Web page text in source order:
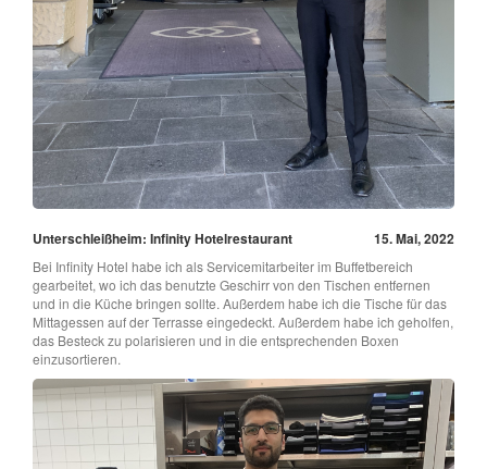
Unterschleißheim: Infinity Hotelrestaurant 15. Mai, 2022
Bei Infinity Hotel habe ich als Servicemitarbeiter im Buffetbereich
gearbeitet, wo ich das benutzte Geschirr von den Tischen entfernen
und in die Küche bringen sollte. Außerdem habe ich die Tische für das
Mittagessen auf der Terrasse eingedeckt. Außerdem habe ich geholfen,
das Besteck zu polarisieren und in die entsprechenden Boxen
einzusortieren.